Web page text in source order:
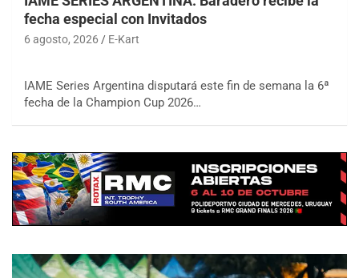
fecha especial con Invitados
6 agosto, 2026 E-Kart
IAME Series Argentina disputará este fin de semana la 6ª
fecha de la Champion Cup 2026…